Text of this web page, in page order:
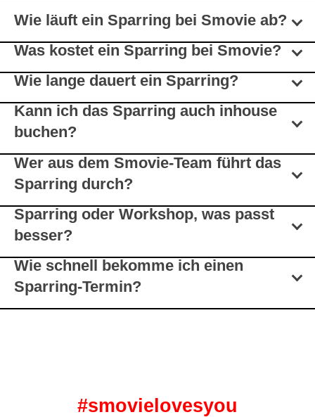
Wie läuft ein Sparring bei Smovie ab?
Was kostet ein Sparring bei Smovie?
Wie lange dauert ein Sparring?
Kann ich das Sparring auch inhouse
buchen?
Wer aus dem Smovie-Team führt das
Sparring durch?
Sparring oder Workshop, was passt
besser?
Wie schnell bekomme ich einen
Sparring-Termin?
#smovielovesyou